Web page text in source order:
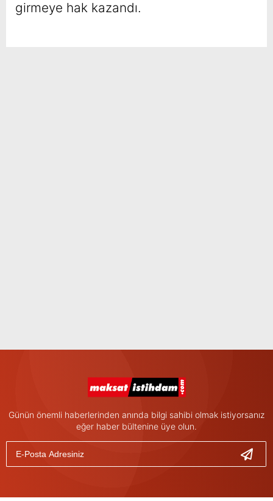
girmeye hak kazandı.
Günün önemli haberlerinden anında bilgi sahibi olmak istiyorsanız
eğer haber bültenine üye olun.